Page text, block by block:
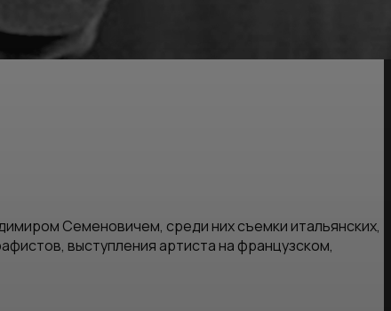
Семеновичем, среди них съемки итальянских,
выступления артиста на французском,